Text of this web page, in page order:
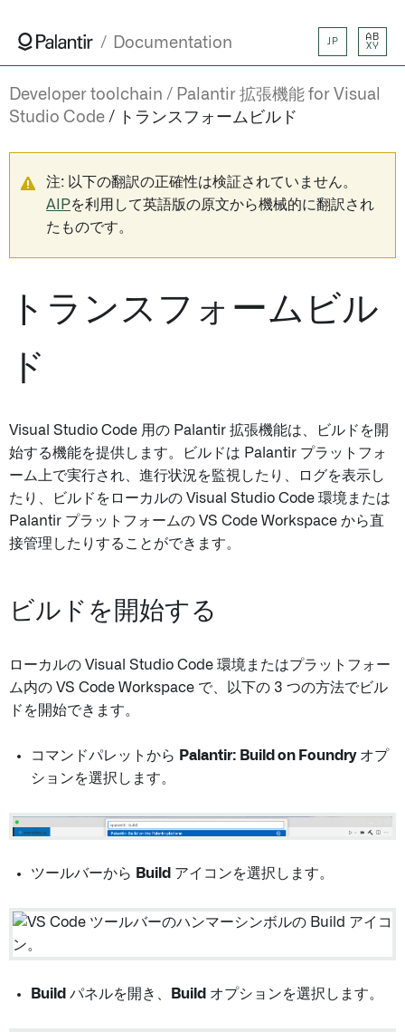
Documentation JP
AB
XY
Developer toolchain
Palantir 拡張機能 for Visual
Studio Code
トランスフォームビルド
注: 以下の翻訳の正確性は検証されていません。
AIPを利用して英語版の原文から機械的に翻訳され
たものです。
トランスフォームビル
ド
Visual Studio Code 用の Palantir 拡張機能は、ビルドを開
始する機能を提供します。ビルドは Palantir プラットフォ
ーム上で実行され、進行状況を監視したり、ログを表示し
たり、ビルドをローカルの Visual Studio Code 環境または
Palantir プラットフォームの VS Code Workspace から直
接管理したりすることができます。
ビルドを開始する
ローカルの Visual Studio Code 環境またはプラットフォー
ム内の VS Code Workspace で、以下の 3 つの方法でビル
ドを開始できます。
コマンドパレットから Palantir: Build on Foundryオプ
ションを選択します。
ツールバーから Build アイコンを選択します。
Build パネルを開き、 Build オプションを選択します。